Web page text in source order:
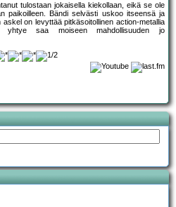
tulostaan jokaisella kiekollaan, eikä se ole
paikoilleen. Bändi selvästi uskoo itseensä ja
on levyttää pitkäsoitollinen action-metallia
yhtye saa moiseen mahdollisuuden jo